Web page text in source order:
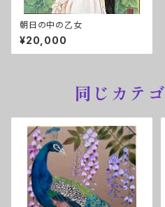
朝日の中の乙女
¥20,000
同じカテ